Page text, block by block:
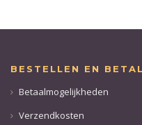
BESTELLEN EN
Betaalmogelijkheden
Verzendkosten